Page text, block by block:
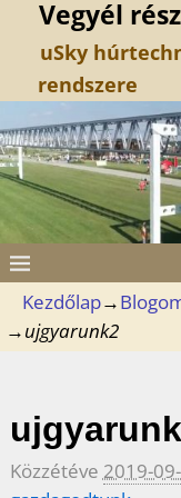
Vegyél
uSky
rendszere
Kezdőlap→
→ujgyarunk2
Közzétéve 2019-